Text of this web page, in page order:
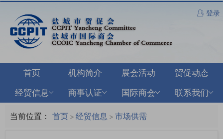
登录
首页 机构简介 展会活动
贸促动态
经贸信息
商事认证 国际商会 联系我们
当前位置： 首页 > 经贸信息 > 市场供需